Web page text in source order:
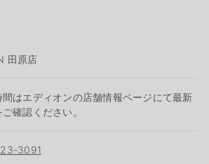
田原店
間はエディオンの店舗情報ページにて最新
確認ください。
3091